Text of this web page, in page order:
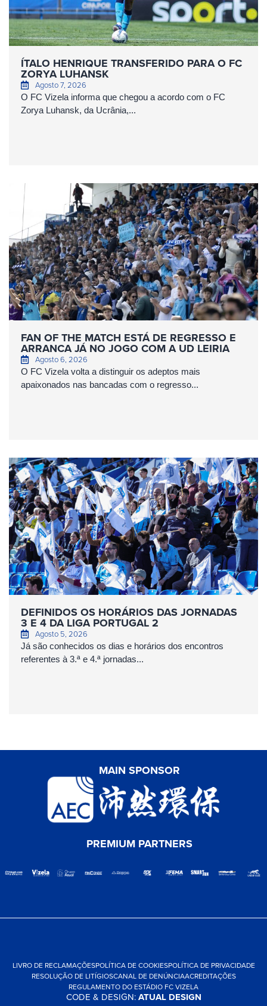
ÍTALO HENRIQUE TRANSFERIDO PARA O FC
ZORYA LUHANSK
Agosto 7, 2026
O FC Vizela informa que chegou a acordo com o FC
Zorya Luhansk, da Ucrânia,...
FAN OF THE MATCH ESTÁ DE REGRESSO E
ARRANCA JÁ NO JOGO COM A UD LEIRIA
Agosto 6, 2026
O FC Vizela volta a distinguir os adeptos mais
apaixonados nas bancadas com o regresso...
DEFINIDOS OS HORÁRIOS DAS JORNADAS
3 E 4 DA LIGA PORTUGAL 2
Agosto 5, 2026
Já são conhecidos os dias e horários dos encontros
referentes à 3.ª e 4.ª jornadas...
MAIN SPONSOR
PREMIUM PARTNERS
LIVRO DE RECLAMAÇÕESPOLÍTICA DE COOKIESPOLÍTICA DE PRIVACIDADE
RESOLUÇÃO DE LITÍGIOSCANAL DE DENÚNCIAACREDITAÇÕES
REGULAMENTO DO ESTÁDIO FC VIZELA
CODE & DESIGN:ATUAL DESIGN